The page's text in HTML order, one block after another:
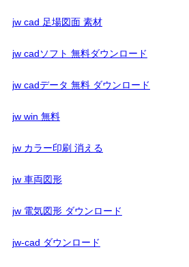
jw cad 足場図面 素材
jw cadソフト 無料ダウンロード
jw cadデータ 無料 ダウンロード
jw win 無料
jw カラー印刷 消える
jw 車両図形
jw 電気図形 ダウンロード
jw-cad ダウンロード